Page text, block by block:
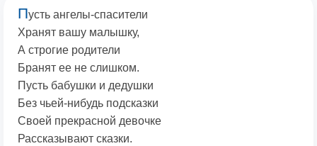
Пусть ангелы-спасители
Хранят вашу малышку,
А строгие родители
Бранят ее не слишком.
Пусть бабушки и дедушки
Без чьей-нибудь подсказки
Своей прекрасной девочке
Рассказывают сказки.